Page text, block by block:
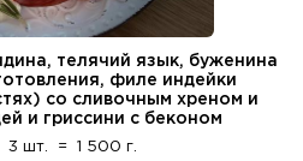
телячий язык, буженина
филе индейки
со сливочным хреном и
и гриссини с беконом
3 шт. = 1 500 г.